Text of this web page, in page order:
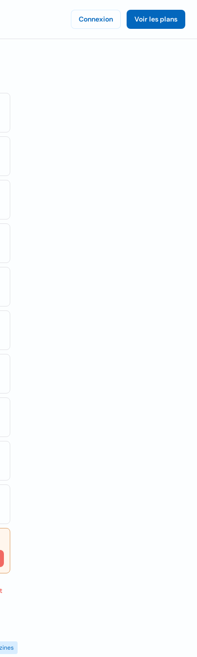
Connexion Voir les plans